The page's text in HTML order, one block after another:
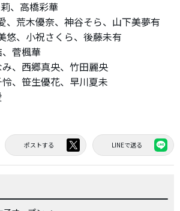
、高橋彩華
、荒木優奈、神谷そら、山下美夢有
悠、小祝さくら、後藤未有
菅楓華
、西郷真央、竹田麗央
、笹生優花、早川夏未
ポストする LINEで送る